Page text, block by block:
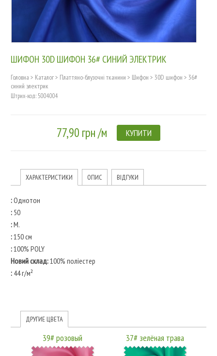
ШИФОН 30D ШИФОН 36# СИНИЙ ЭЛЕКТРИК
Головна > Каталог> Платтяно-блузочні тканини > Шифон > 30D шифон > 36#
синий электрик
Штрих-код: 5004004
77,90 грн /м КУПИТИ
ХАРАКТЕРИСТИКИ ОПИС ВІДГУКИ
:Однотон
:50
:М.
:150 см
:100% POLY
Новий склад:100% поліестер
:44 г/м²
ДРУГИЕ ЦВЕТА
39# розовый 37# зелёная трава